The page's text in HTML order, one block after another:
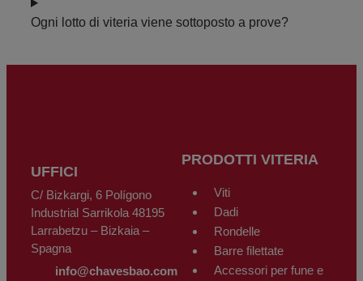
Ogni lotto di viteria viene sottoposto a prove?
UFFICI
C/ Bizkargi, 6 Polígono
Industrial Sarrikola 48195
Larrabetzu – Bizkaia –
Spagna
info@chavesbao.com
PRODOTTI VITERIA
Viti
Dadi
Rondelle
Barre filettate
Accessori per fune e